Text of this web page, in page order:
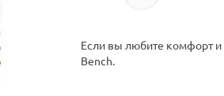
Если вы любите комфорт и
Bench.